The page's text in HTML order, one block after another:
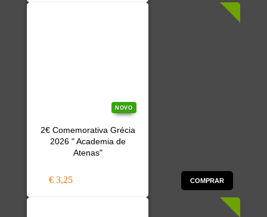
NOVO
2€ Comemorativa Grécia
2026 " Academia de
Atenas"
€ 3,25 COMPRAR